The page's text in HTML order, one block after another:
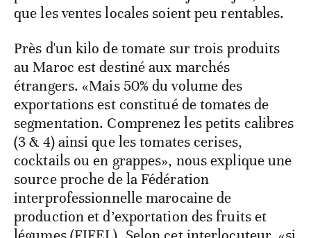
que les ventes locales soient peu rentables.
Près d'un kilo de tomate sur trois produits
au Maroc est destiné aux marchés
étrangers. «Mais 50% du volume des
exportations est constitué de tomates de
segmentation. Comprenez les petits calibres
(3 & 4) ainsi que les tomates cerises,
cocktails ou en grappes», nous explique une
source proche de la Fédération
interprofessionnelle marocaine de
production et d’exportation des fruits et